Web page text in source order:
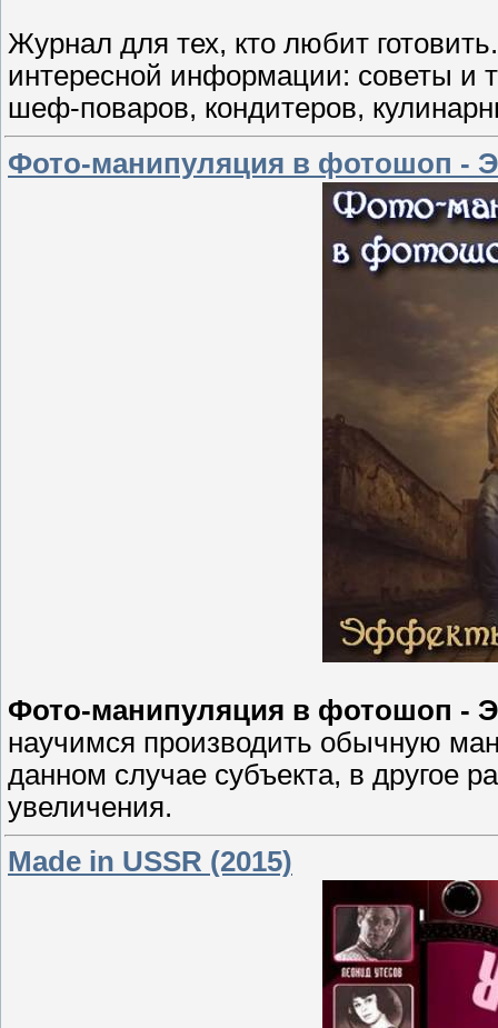
Журнал для тех, кто любит
интересной информации: советы и
шеф-поваров, кондитеров,
Фото-манипуляция в фотошоп -
Фото-манипуляция в фотошоп -
научимся производить обычную
данном случае субъекта, в другое
увеличения.
Made in USSR (2015)